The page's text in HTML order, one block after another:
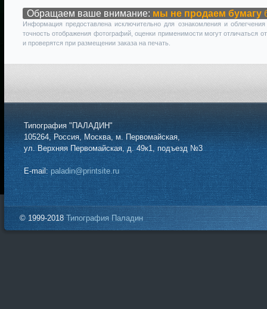
Обращаем ваше внимание: мы не продаем бумагу
Информация предоставлена исключительно для ознакомления и
точность отображения фотографий, оценки применимости могут отличаться
и проверятся при размещении заказа на печать.
Типография "ПАЛАДИН"
105264, Россия, Москва, м. Первомайская,
ул. Верхняя Первомайская, д. 49к1, подъезд №3
E-mail:paladin@printsite.ru
© 1999-2018Типография Паладин